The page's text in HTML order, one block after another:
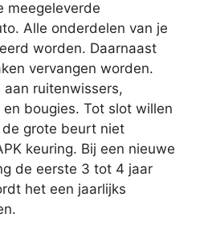
meegeleverde
Alle onderdelen van je
worden. Daarnaast
vervangen worden.
ruitenwissers,
bougies. Tot slot willen
grote beurt niet
keuring. Bij een nieuwe
de eerste 3 tot 4 jaar
het een jaarlijks